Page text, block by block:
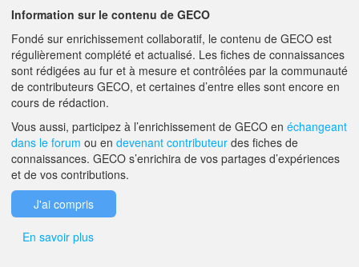
Aucun résultat
A PROPOS DE GECO AIDE
F.A.Q. NOUS CONTACTER
Information sur le contenu de GECO
Fondé sur enrichissement collaboratif, le contenu de GECO est
régulièrement complété et actualisé. Les fiches de connaissances
sont rédigées au fur et à mesure et contrôlées par la communauté
de contributeurs GECO, et certaines d’entre elles sont encore en
cours de rédaction.
Vous aussi, participez à l’enrichissement de GECO en échangeant
dans le forum ou en devenant contributeur des fiches de
connaissances. GECO s’enrichira de vos partages d’expériences
et de vos contributions.
J'ai compris
En savoir plus